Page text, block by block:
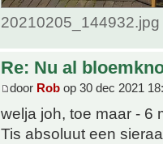
Re: Nu al
door Rob op 30 dec 2021
welja joh, toe maar - 6
Tis absoluut een